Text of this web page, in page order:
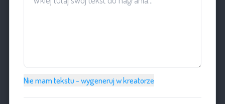
Nie mam tekstu - wygeneruj w kreatorze